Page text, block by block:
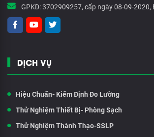
GPKD:3702909257, cấp ngày 08-09-2020,
DỊCH VỤ
Hiệu Chuẩn- Kiểm Định Đo Lường
Thử Nghiệm Thiết Bị- Phòng Sạch
Thử Nghiệm Thành Thạo-SSLP